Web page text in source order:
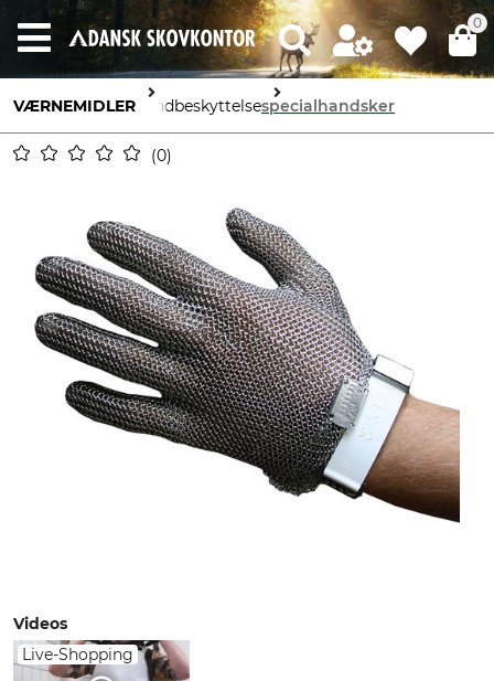
0
VÆRNEMIDLER håndbeskyttelsespecialhandsker
0
Videos
Live-Shopping